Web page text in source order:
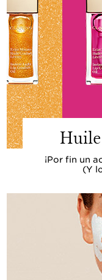
¡Por fin un
(Y